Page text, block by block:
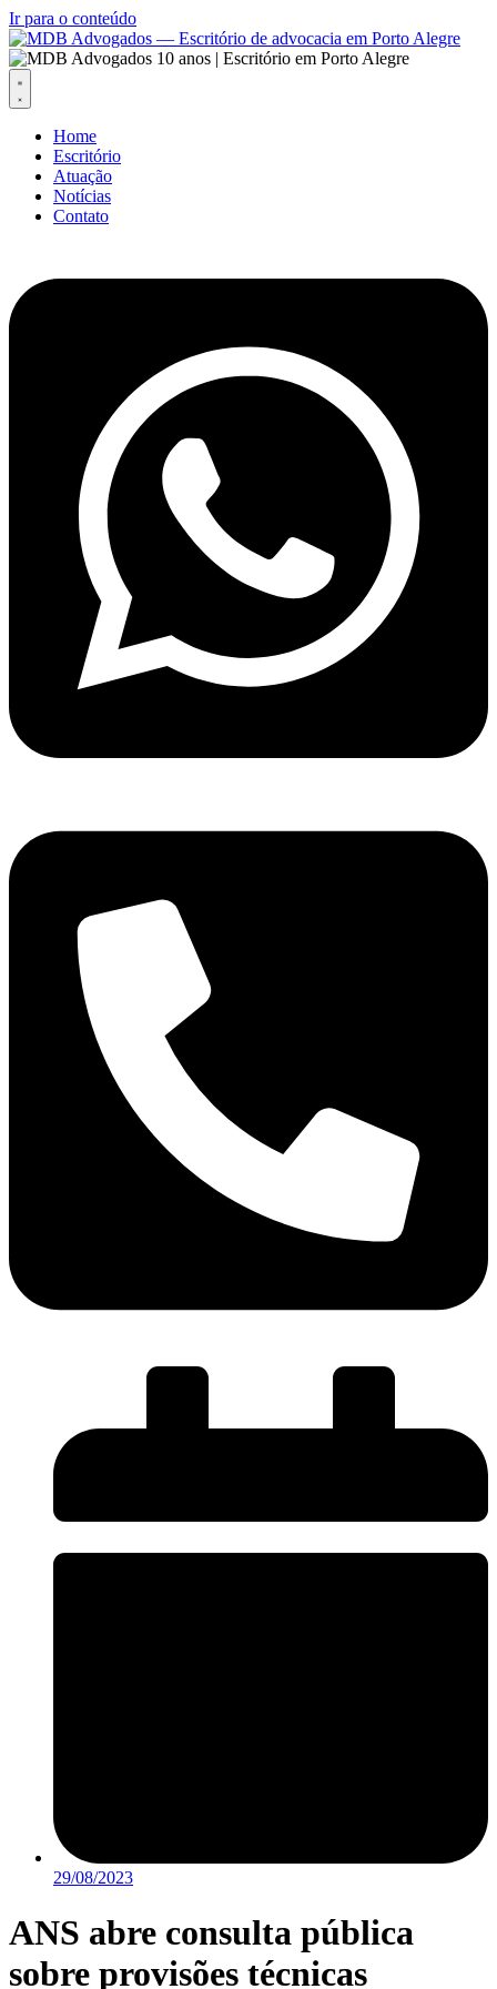
Ir para o conteúdo
Home
Escritório
Atuação
Notícias
Contato
29/08/2023
ANS abre consulta pública
sobre provisões técnicas